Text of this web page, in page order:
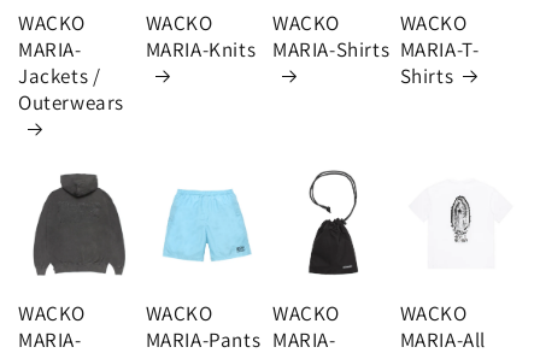
WACKO
MARIA-
Jackets /
Outerwears
WACKO
MARIA-Knits
WACKO
MARIA-Shirts
WACKO
MARIA-T-
Shirts
WACKO
MARIA-
WACKO
MARIA-Pants
WACKO
MARIA-
WACKO
MARIA-All